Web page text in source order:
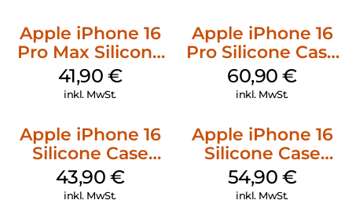
Apple iPhone 16
Pro Max Silicone
Case MagSafe
Ultramarine
41,90 €
inkl. MwSt.
Apple iPhone 16
Pro Silicone Case
MagSafe Stone
Gray
60,90€
inkl. MwSt.
Apple iPhone 16
Silicone Case
MagSafe Plum
43,90 €
inkl. MwSt.
Apple iPhone 16
Silicone Case
MagSafe Black
54,90 €
inkl. MwSt.